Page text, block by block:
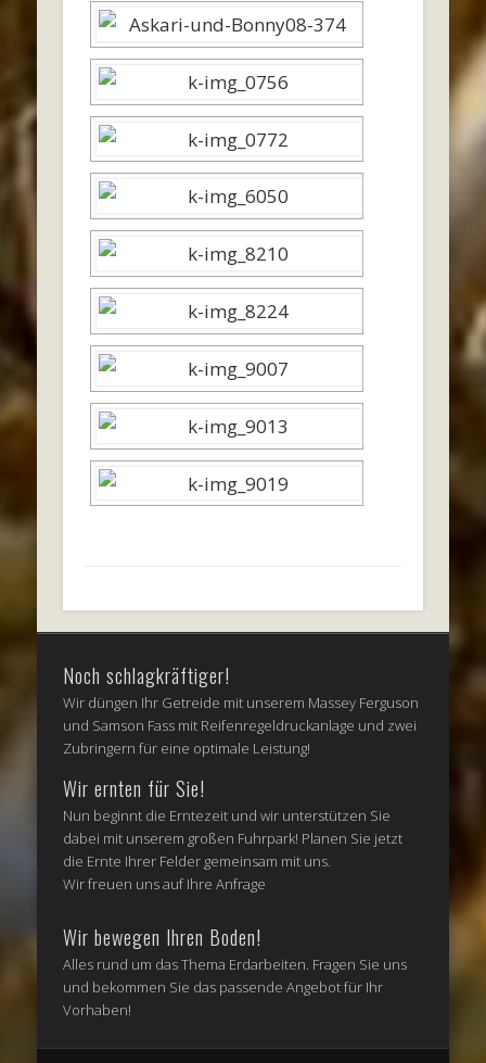
Noch schlagkräftiger!
Wir düngen Ihr Getreide mit unserem Massey Ferguson
und Samson Fass mit Reifenregeldruckanlage und zwei
Zubringern für eine optimale Leistung!
Wir ernten für Sie!
Nun beginnt die Erntezeit und wir unterstützen Sie
dabei mit unserem großen Fuhrpark! Planen Sie jetzt
die Ernte Ihrer Felder gemeinsam mit uns.
Wir freuen uns auf Ihre Anfrage
Wir bewegen Ihren Boden!
Alles rund um das Thema Erdarbeiten. Fragen Sie uns
und bekommen Sie das passende Angebot für Ihr
Vorhaben!